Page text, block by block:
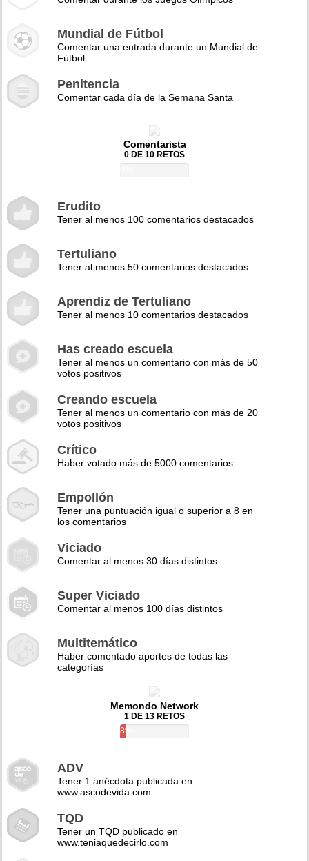
Mundial de Fútbol
Comentar una entrada durante un Mundial de
Fútbol
Penitencia
Comentar cada día de la Semana Santa
Comentarista
0 DE 10 RETOS
Erudito
Tener al menos 100 comentarios destacados
Tertuliano
Tener al menos 50 comentarios destacados
Aprendiz de Tertuliano
Tener al menos 10 comentarios destacados
Has creado escuela
Tener al menos un comentario con más de 50
votos positivos
Creando escuela
Tener al menos un comentario con más de 20
votos positivos
Crítico
Haber votado más de 5000 comentarios
Empollón
Tener una puntuación igual o superior a 8 en
los comentarios
Viciado
Comentar al menos 30 días distintos
Super Viciado
Comentar al menos 100 días distintos
Multitemático
Haber comentado aportes de todas las
categorías
Memondo Network
1 DE 13 RETOS
8%
ADV
Tener 1 anécdota publicada en
www.ascodevida.com
TQD
Tener un TQD publicado en
www.teniaquedecirlo.com